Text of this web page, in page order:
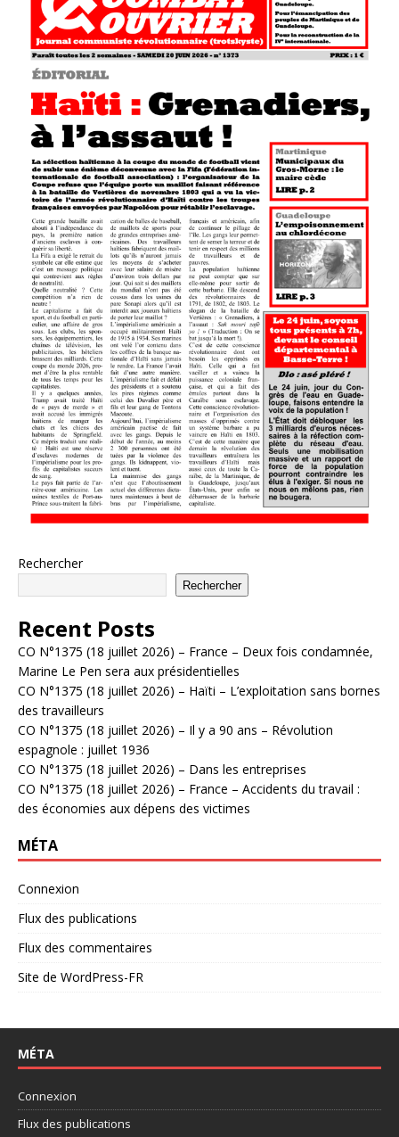
Rechercher
Rechercher
Recent Posts
CO N°1375 (18 juillet 2026) – France – Deux fois condamnée,
Marine Le Pen sera aux présidentielles
CO N°1375 (18 juillet 2026) – Haïti – L’exploitation sans bornes
des travailleurs
CO N°1375 (18 juillet 2026) – Il y a 90 ans – Révolution
espagnole : juillet 1936
CO N°1375 (18 juillet 2026) – Dans les entreprises
CO N°1375 (18 juillet 2026) – France – Accidents du travail :
des économies aux dépens des victimes
MÉTA
Connexion
Flux des publications
Flux des commentaires
Site de WordPress-FR
MÉTA
Connexion
Flux des publications